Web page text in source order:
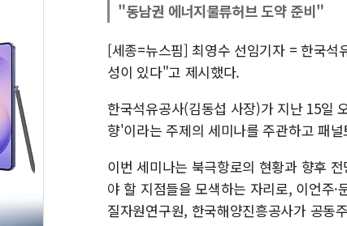
"동남권 에너지물류허브 도약 준비"
[세종=뉴스핌] 최영수 선임기자 = 한국
성이 있다"고 제시했다.
한국석유공사(김동섭 사장)가 지난 15일
향'이라는 주제의 세미나를 주관하고 패
이번 세미나는 북극항로의 현황과 향후
야 할 지점들을 모색하는 자리로, 이언주
질자원연구원, 한국해양진흥공사가 공동